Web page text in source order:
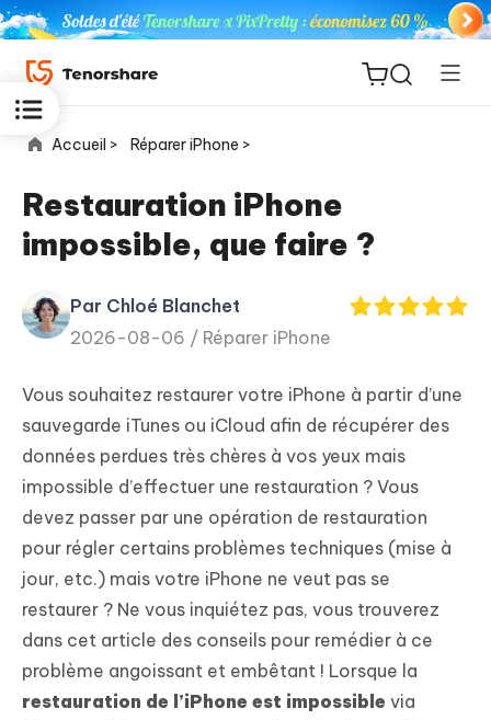
ReiBoot
for iOS
PDNob
Editor
iAnyGo
Accueil > Réparer iPhone >
Restauration iPhone
impossible, que faire ?
Par Chloé Blanchet
2026-08-06 / Réparer iPhone
Vous souhaitez restaurer votre iPhone à partir d’une
sauvegarde iTunes ou iCloud afin de récupérer des
données perdues très chères à vos yeux mais
impossible d’effectuer une restauration ? Vous
devez passer par une opération de restauration
pour régler certains problèmes techniques (mise à
jour, etc.) mais votre iPhone ne veut pas se
restaurer ? Ne vous inquiétez pas, vous trouverez
dans cet article des conseils pour remédier à ce
problème angoissant et embêtant ! Lorsque la
restauration de l’iPhone est impossible via